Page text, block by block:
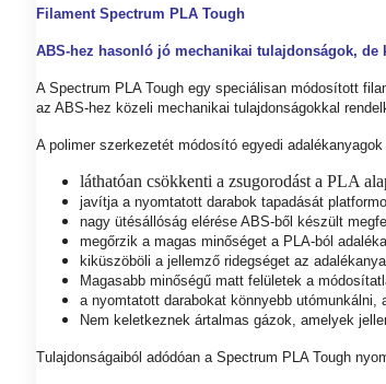
Filament Spectrum PLA Tough
ABS-hez hasonló jó mechanikai tulajdonságok,
A Spectrum PLA Tough egy speciálisan módosított
az ABS-hez közeli mechanikai tulajdonságokkal
A polimer szerkezetét módosító egyedi
láthatóan csökkenti a zsugorodást a PLA
javítja a nyomtatott darabok tapadását
nagy ütésállóság elérése ABS-ből készült
megőrzik a magas minőséget a PLA-ból
kiküszöböli a jellemző ridegséget az
Magasabb minőségű matt felületek a
a nyomtatott darabokat könnyebb
Nem keletkeznek ártalmas gázok, amelyek
Tulajdonságaiból adódóan a Spectrum PLA Tough